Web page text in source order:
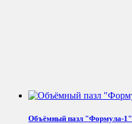
Объёмный пазл "Формула-1"